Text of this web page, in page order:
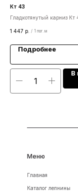
Кт 43
Гладкотянутый карниз Кт
1 447 р. / 1 пог. м
Подробнее
В
Меню
Главная
Каталог лепнины